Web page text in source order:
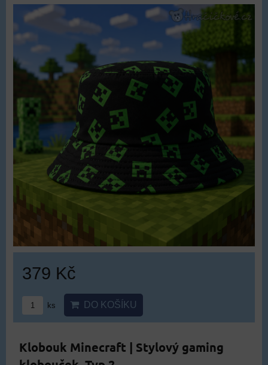
379 Kč
ks DO KOŠÍKU
Klobouk Minecraft | Stylový gaming